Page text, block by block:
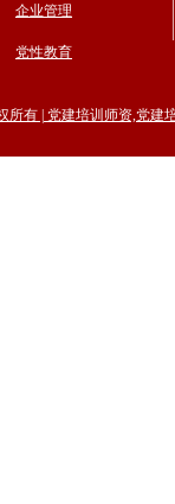
企业管理
党性教育
所有 | 党建培训师资,党